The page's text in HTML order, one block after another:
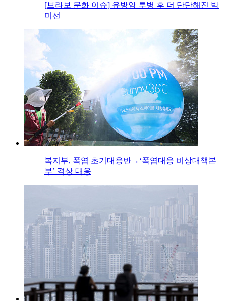
[브라보 문화 이슈] 유방암 투병 후 더 단단해진 박
미선
복지부, 폭염 초기대응반→‘폭염대응 비상대책본
부’ 격상 대응